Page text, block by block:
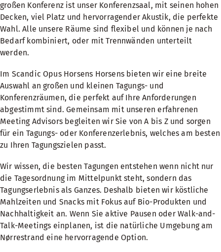
großen Konferenz ist unser Konferenzsaal, mit seinen hohen
Decken, viel Platz und hervorragender Akustik, die perfekte
Wahl. Alle unsere Räume sind flexibel und können je nach
Bedarf kombiniert, oder mit Trennwänden unterteilt
werden.
Im Scandic Opus Horsens Horsens bieten wir eine breite
Auswahl an großen und kleinen Tagungs- und
Konferenzräumen, die perfekt auf Ihre Anforderungen
abgestimmt sind. Gemeinsam mit unseren erfahrenen
Meeting Advisors begleiten wir Sie von A bis Z und sorgen
für ein Tagungs- oder Konferenzerlebnis, welches am besten
zu Ihren Tagungszielen passt.
Wir wissen, die besten Tagungen entstehen wenn nicht nur
die Tagesordnung im Mittelpunkt steht, sondern das
Tagungserlebnis als Ganzes. Deshalb bieten wir köstliche
Mahlzeiten und Snacks mit Fokus auf Bio-Produkten und
Nachhaltigkeit an. Wenn Sie aktive Pausen oder Walk-and-
Talk-Meetings einplanen, ist die natürliche Umgebung am
Nørrestrand eine hervorragende Option.